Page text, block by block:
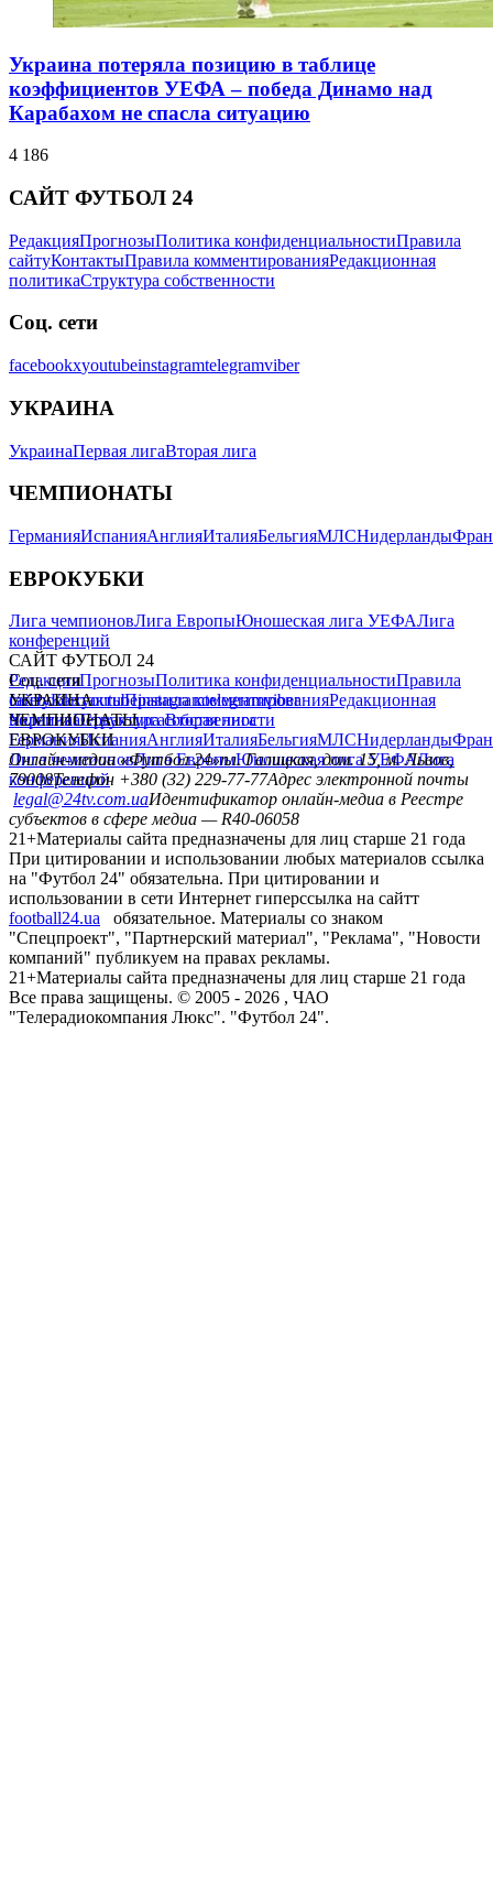
Украина потеряла позицию в таблице
коэффициентов УЕФА – победа Динамо над
Карабахом не спасла ситуацию
4 186
САЙТ ФУТБОЛ 24
РедакцияПрогнозыПолитика конфиденциальностиПравила
сайтуКонтактыПравила комментированияРедакционная
политикаСтруктура собственности
Соц. сети
facebookxyoutubeinstagramtelegramviber
УКРАИНА
УкраинаПервая лигаВторая лига
ЧЕМПИОНАТЫ
ГерманияИспанияАнглияИталияБельгияМЛСНидерланды
ЕВРОКУБКИ
Лига чемпионовЛига ЕвропыЮношеская лига УЕФАЛига
конференций
САЙТ ФУТБОЛ 24
РедакцияПрогнозыПолитика конфиденциальностиПравила
сайтуКонтактыПравила комментированияРедакционная
политикаСтруктура собственности
Соц. сети
facebookxyoutubeinstagramtelegramviber
УКРАИНА
УкраинаПервая лигаВторая лига
ЧЕМПИОНАТЫ
ГерманияИспанияАнглияИталияБельгияМЛСНидерланды
ЕВРОКУБКИ
Лига чемпионовЛига ЕвропыЮношеская лига УЕФАЛига
конференций
Онлайн-медиа «Футбол 24»пл. Галицкая, дом. 15, м. Львов,
79008Телефон +380 (32) 229-77-77Адрес электронной почты
legal@24tv.com.uaИдентификатор онлайн-медиа в Реестре
субъектов в сфере медиа — R40-06058
21+Материалы сайта предназначены для лиц старше 21 года
При цитировании и использовании любых материалов ссылка
на "Футбол 24" обязательна. При цитировании и
использовании в сети Интернет гиперссылка на сайтт
football24.ua
обязательное. Материалы со знаком
"Спецпроект", "Партнерский материал", "Реклама", "Новости
компаний" публикуем на правах рекламы.
21+Материалы сайта предназначены для лиц старше 21 года
Все права защищены. © 2005 - 2026 , ЧАО
"Телерадиокомпания Люкс". "Футбол 24".